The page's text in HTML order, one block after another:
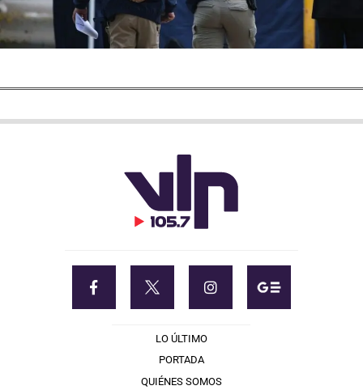
LO ÚLTIMO
PORTADA
QUIÉNES SOMOS